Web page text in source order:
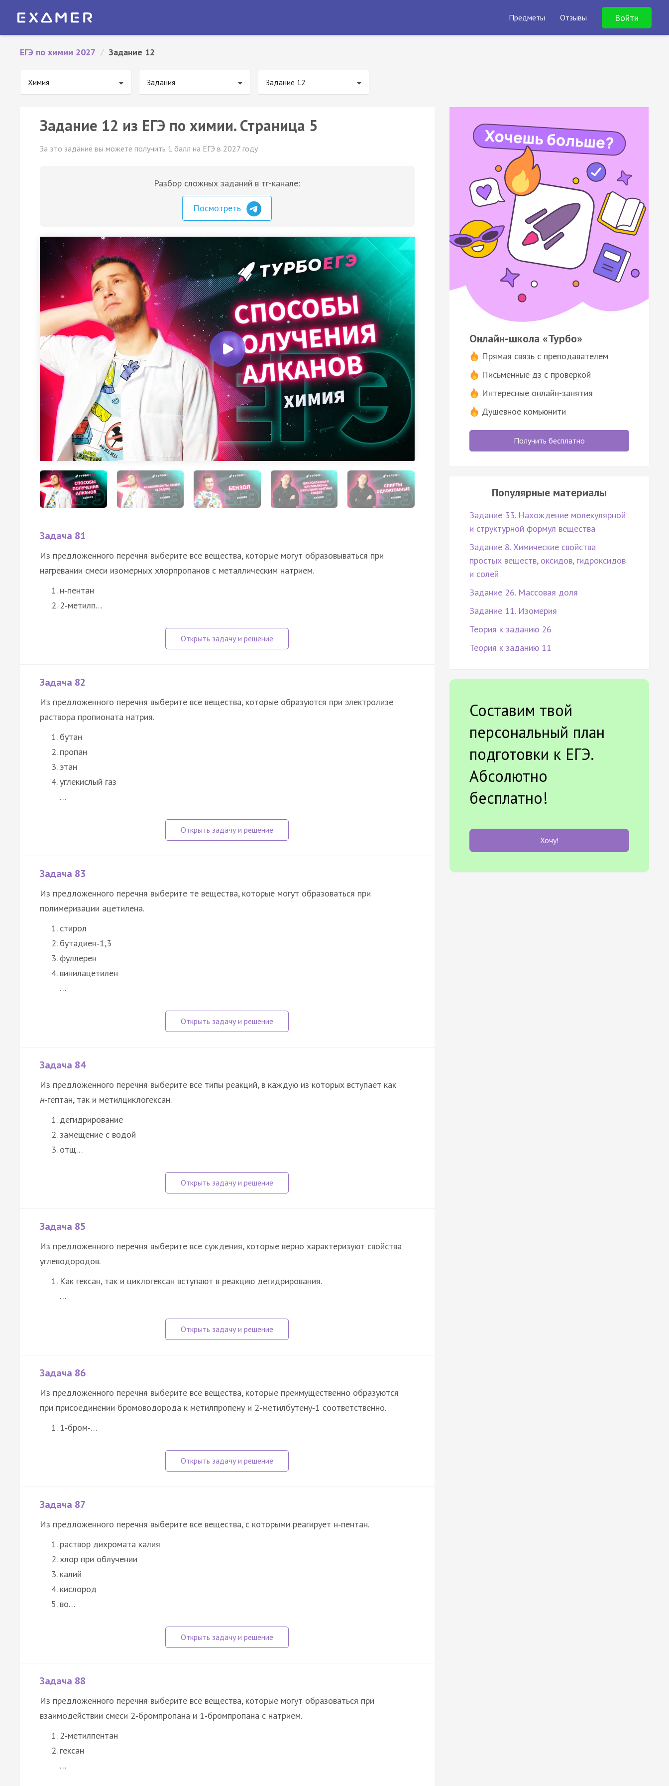
Предметы Отзывы Войти
ЕГЭ по химии 2027 / Задание 12
Химия Задания Задание 12
Задание 12 из ЕГЭ по химии. Страница 5
За это задание вы можете получить 1 балл на ЕГЭ в 2027 году
Разбор сложных заданий в тг-канале:
Посмотреть
Задача 81
Из предложенного перечня выберите все вещества, которые могут образовываться при
нагревании смеси изомерных хлорпропанов с металлическим натрием.
н‑пентан
2‑метилп…
Задача 82
Из предложенного перечня выберите все вещества, которые образуются при электролизе
раствора пропионата натрия.
бутан
пропан
этан
углекислый газ
…
Задача 83
Из предложенного перечня выберите те вещества, которые могут образоваться при
полимеризации ацетилена.
стирол
бутадиен‑1,3
фуллерен
винилацетилен
…
Задача 84
Из предложенного перечня выберите все типы реакций, в каждую из которых вступает как
н‑гептан, так и метилциклогексан.
дегидрирование
замещение с водой
отщ…
Задача 85
Из предложенного перечня выберите все суждения, которые верно характеризуют свойства
углеводородов.
Как гексан, так и циклогексан вступают в реакцию дегидрирования.
…
Задача 86
Из предложенного перечня выберите все вещества, которые преимущественно образуются
при присоединении бромоводорода к метилпропену и 2‑метилбутену‑1 соответственно.
1‑бром‑…
Задача 87
Из предложенного перечня выберите все вещества, с которыми реагирует н‑пентан.
раствор дихромата калия
хлор при облучении
калий
кислород
во…
Задача 88
Из предложенного перечня выберите все вещества, которые могут образоваться при
взаимодействии смеси 2‑бромпропана и 1‑бромпропана с натрием.
2‑метилпентан
гексан
…
Онлайн-школа «Турбо»
Прямая связь с преподавателем
Письменные дз с проверкой
Интересные онлайн-занятия
Душевное комьюнити
Получить бесплатно
Популярные материалы
Задание 33. Нахождение молекулярной
и структурной формул вещества
Задание 8. Химические свойства
простых веществ, оксидов, гидроксидов
и солей
Задание 26. Массовая доля
Задание 11. Изомерия
Теория к заданию 26
Теория к заданию 11
Составим твой
персональный план
подготовки к ЕГЭ.
Абсолютно
бесплатно!
Хочу!